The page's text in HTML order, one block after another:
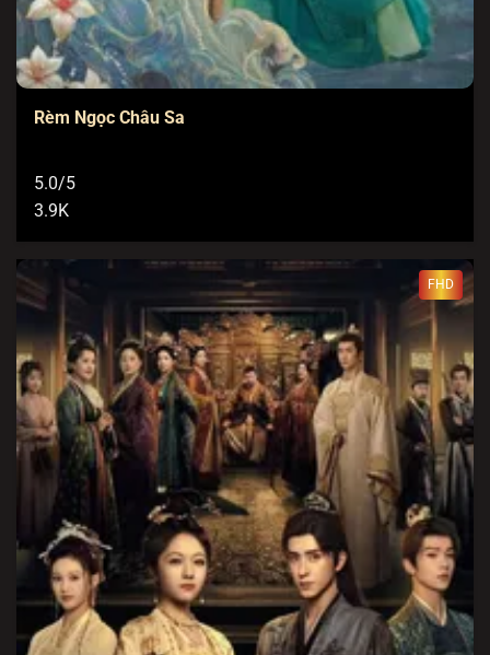
Rèm Ngọc Châu Sa
5.0/5
3.9K
FHD